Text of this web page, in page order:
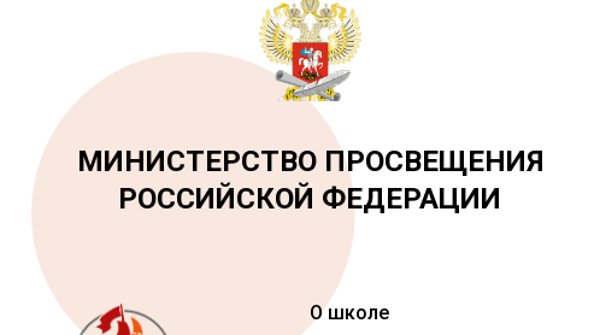
МИНИСТЕРСТВО ПРОСВЕЩЕНИЯ
РОССИЙСКОЙ ФЕДЕРАЦИИ
О школе